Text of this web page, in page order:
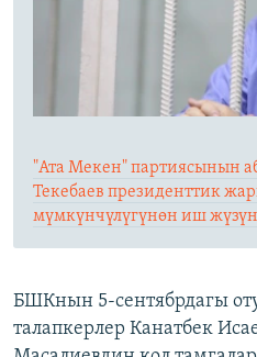
"Ата Мекен" партиясынын
Текебаев президенттик
мүмкүнчүлүгүнөн иш
БШКнын 5-сентябрдагы
талапкерлер Канатбек